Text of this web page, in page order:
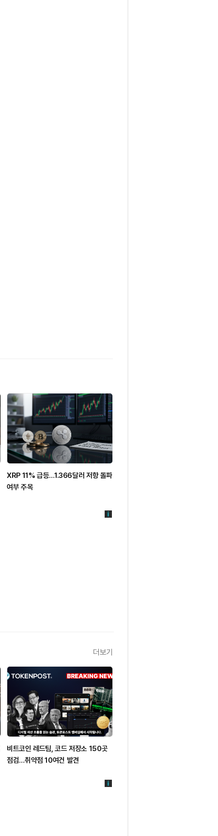
XRP 11% 급등…1.366달러 저항 돌파
여부 주목
더보기
비트코인 레드팀, 코드 저장소 150곳
점검…취약점 10여건 발견